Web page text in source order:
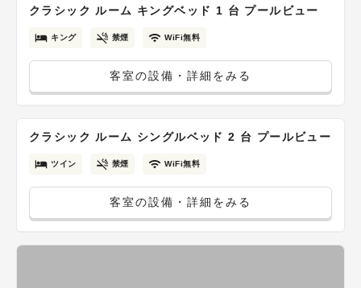
クラシック ルーム キングベッド 1 台 プールビュー
キング 禁煙 WiFi無料
客室の設備・詳細をみる
クラシック ルーム シングルベッド 2 台 プールビュー
ツイン 禁煙 WiFi無料
客室の設備・詳細をみる